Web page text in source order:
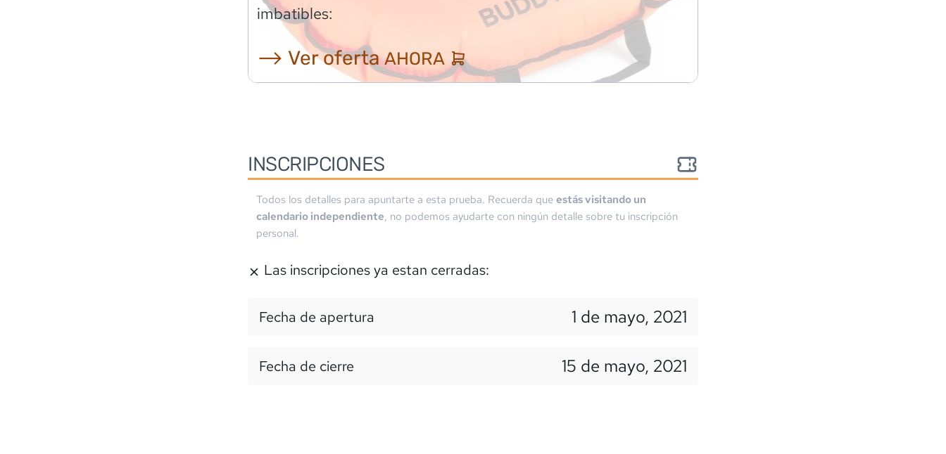
imbatibles:
⟶ Ver ofertaAHORA
INSCRIPCIONES
Todos los detalles para apuntarte a esta prueba. Recuerda que estás visitando un
calendario independiente, no podemos ayudarte con ningún detalle sobre tu inscripción
personal.
Las inscripciones ya estan cerradas:
Fecha de apertura 1 de mayo, 2021
Fecha de cierre 15 de mayo, 2021